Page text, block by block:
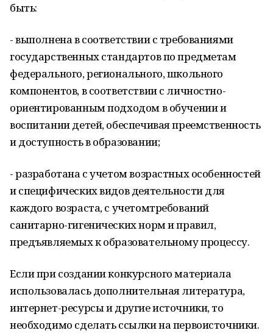
быть:
- выполнена в соответствии с требованиями
государственных стандартов по предметам
федерального, регионального, школьного
компонентов, в соответствии с личностно-
ориентированным подходом в обучении и
воспитании детей, обеспечивая преемственность
и доступность в образовании;
- разработана с учетом возрастных особенностей
и специфических видов деятельности для
каждого возраста, с учетомтребований
санитарно-гигенических норм и правил,
предъявляемых к образовательному процессу.
Если при создании конкурсного материала
использовалась дополнительная литература,
интернет-ресурсы и другие источники, то
необходимо сделать ссылки на первоисточники.